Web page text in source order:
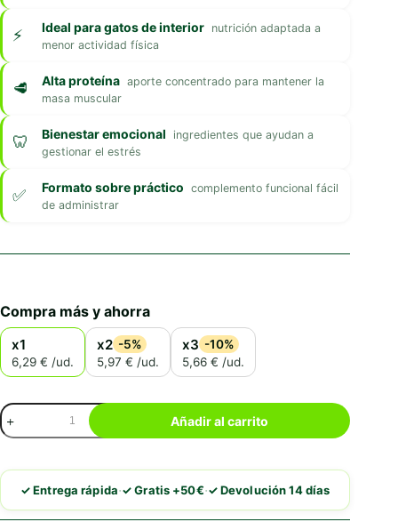
Ideal para gatos de interior nutrición adaptada a
menor actividad física
Alta proteína aporte concentrado para mantener la
masa muscular
Bienestar emocional
ingredientes que ayudan a
gestionar el estrés
Formato sobre práctico complemento funcional fácil
de administrar
Compra más y ahorra
x1
6,29 € /ud.
x2 -5%
5,97 € /ud.
x3 -10%
5,66 € /ud.
Brit
Raw
Treat
Indoor
Antiestrés
Pollo
Añadir al carrito
✓ Entrega rápida·✓ Gratis +50€·✓ Devolución 14 días